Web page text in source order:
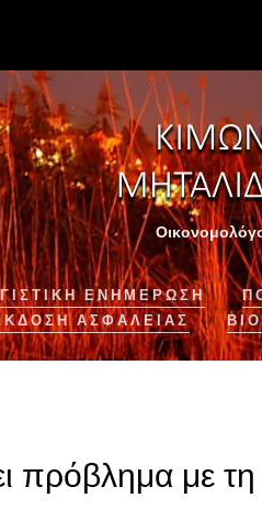
ΕΝΗΜΈΡΩΣΗ
ΑΣΦΆΛΕΙΑΣ
πρόβλημα με τη